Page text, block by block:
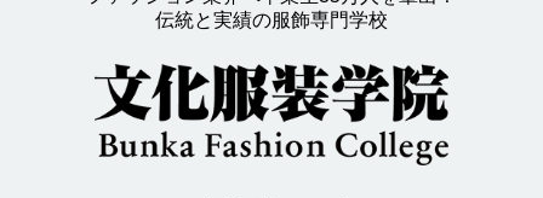
伝統と実績の服飾専門学校